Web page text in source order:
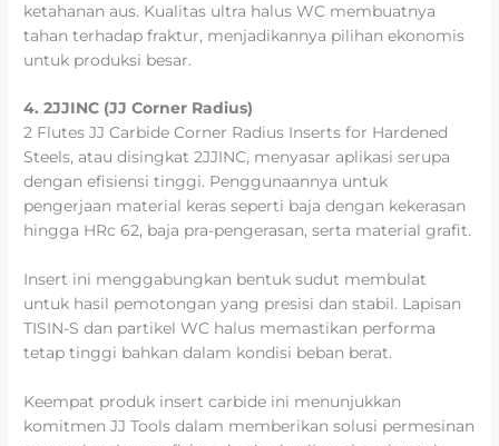
ketahanan aus. Kualitas ultra halus WC membuatnya
tahan terhadap fraktur, menjadikannya pilihan ekonomis
untuk produksi besar.
4. 2JJINC (JJ Corner Radius)
2 Flutes JJ Carbide Corner Radius Inserts for Hardened
Steels, atau disingkat 2JJINC, menyasar aplikasi serupa
dengan efisiensi tinggi. Penggunaannya untuk
pengerjaan material keras seperti baja dengan kekerasan
hingga HRc 62, baja pra-pengerasan, serta material grafit.
Insert ini menggabungkan bentuk sudut membulat
untuk hasil pemotongan yang presisi dan stabil. Lapisan
TISIN-S dan partikel WC halus memastikan performa
tetap tinggi bahkan dalam kondisi beban berat.
Keempat produk insert carbide ini menunjukkan
komitmen JJ Tools dalam memberikan solusi permesinan